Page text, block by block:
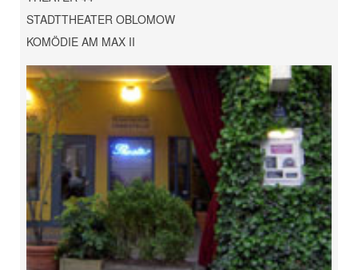
STADTTHEATER OBLOMOW
KOMÖDIE AM MAX II